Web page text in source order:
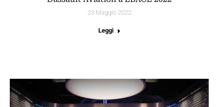
23 Maggio 2022
Leggi